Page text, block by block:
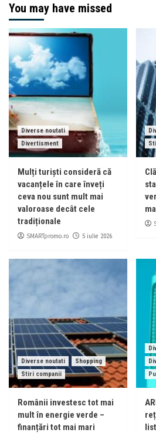
You may have missed
Diverse noutati
Divertisment
Mulți turiști consideră că
vacanțele în care înveți
ceva nou sunt mult mai
valoroase decât cele
tradiționale
SMARTpromo.ro 5 iulie 2026
Diverse noutati
Shopping
Stiri companii
Românii investesc tot mai
mult în energie verde –
finanțări tot mai mari